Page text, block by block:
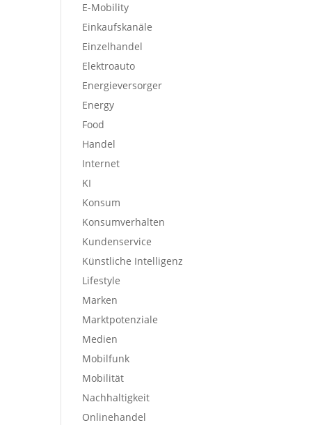
E-Mobility
Einkaufskanäle
Einzelhandel
Elektroauto
Energieversorger
Energy
Food
Handel
Internet
KI
Konsum
Konsumverhalten
Kundenservice
Künstliche Intelligenz
Lifestyle
Marken
Marktpotenziale
Medien
Mobilfunk
Mobilität
Nachhaltigkeit
Onlinehandel